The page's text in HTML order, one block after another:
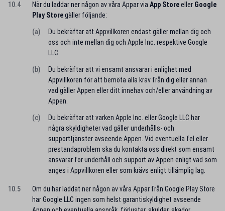
10.4 När du laddar ner någon av våra Appar via App Storeeller Google
Play Storegäller följande:
(a)
Du bekräftar att Appvillkoren endast gäller mellan dig och
oss och inte mellan dig och Apple Inc. respektive Google
LLC.
(b)
Du bekräftar att vi ensamt ansvarar i enlighet med
Appvillkoren för att bemöta alla krav från dig eller annan
vad gäller Appen eller ditt innehav och/eller användning av
Appen.
(c)
Du bekräftar att varken Apple Inc. eller Google LLC har
några skyldigheter vad gäller underhålls- och
supporttjänster avseende Appen. Vid eventuella fel eller
prestandaproblem ska du kontakta oss direkt som ensamt
ansvarar för underhåll och support av Appen enligt vad som
anges i Appvillkoren eller som krävs enligt tillämplig lag.
10.5
Om du har laddat ner någon av våra Appar från Google Play Store
har Google LLC ingen som helst garantiskyldighet avseende